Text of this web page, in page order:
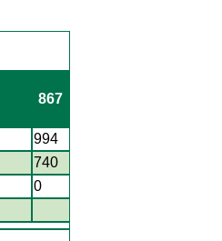
867
994
740
0